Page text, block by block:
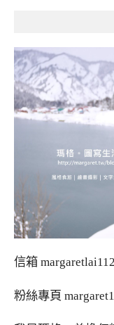
信箱
粉絲專頁